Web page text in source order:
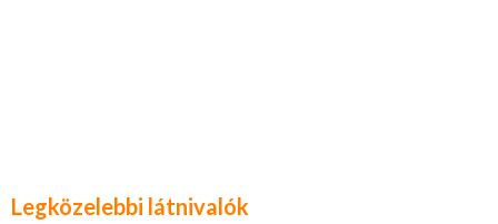
Legközelebbi látnivalók